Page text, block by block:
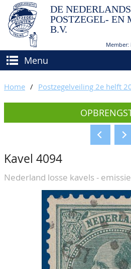
DE
POSTZEGEL- EN
B.V.
Member:
Menu
(VER)KOPEN
Hoe verkopen?
Voorwaarden
BIEDEN
CATALOGI/OPBRENGSTEN
KEURINGSDIENST
Ons Team
80 jarig bestaan
Home / Postzegelveiling 2e helft
Kavel 4094
Nederland losse kavels -